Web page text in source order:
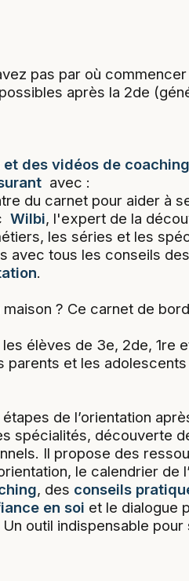
pas par où
après la 2de
des vidéos de
avec :
du carnet pour aider à
Wilbi, l'expert de la
les séries et les
avec tous les conseils
.
? Ce carnet de
les élèves de 3e, 2de, 1re
et les adolescents
de l’orientation
spécialités, découverte
Il propose des
le calendrier de
, des conseils
en soi et le dialogue
outil indispensable